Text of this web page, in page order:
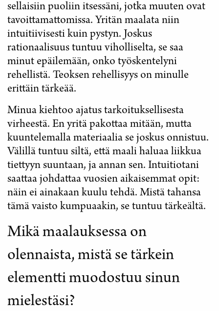
sellaisiin puoliin itsessäni, jotka muuten ovat
tavoittamattomissa. Yritän maalata niin
intuitiivisesti kuin pystyn. Joskus
rationaalisuus tuntuu viholliselta, se saa
minut epäilemään, onko työskentelyni
rehellistä. Teoksen rehellisyys on minulle
erittäin tärkeää.
Minua kiehtoo ajatus tarkoituksellisesta
virheestä. En yritä pakottaa mitään, mutta
kuuntelemalla materiaalia se joskus onnistuu.
Välillä tuntuu siltä, että maali haluaa liikkua
tiettyyn suuntaan, ja annan sen. Intuitiotani
saattaa johdattaa vuosien aikaisemmat opit:
näin ei ainakaan kuulu tehdä. Mistä tahansa
tämä vaisto kumpuaakin, se tuntuu tärkeältä.
Mikä maalauksessa on
olennaista, mistä se tärkein
elementti muodostuu sinun
mielestäsi?